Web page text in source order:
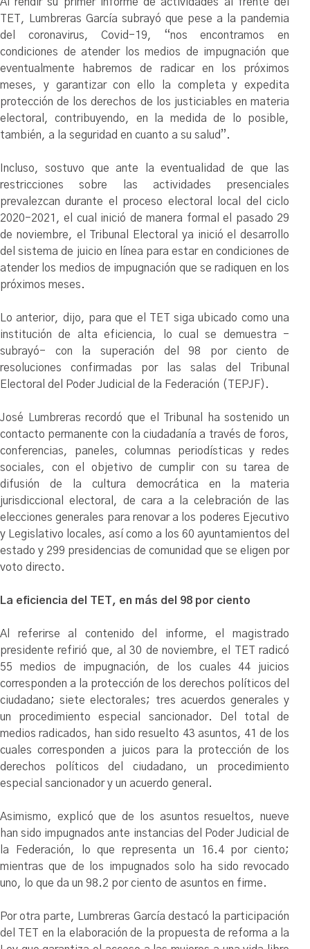
Al rendir su primer informe de actividades al frente del
TET, Lumbreras García subrayó que pese a la pandemia
del coronavirus, Covid-19, “nos encontramos en
condiciones de atender los medios de impugnación que
eventualmente habremos de radicar en los próximos
meses, y garantizar con ello la completa y expedita
protección de los derechos de los justiciables en materia
electoral, contribuyendo, en la medida de lo posible,
también, a la seguridad en cuanto a su salud”.
Incluso, sostuvo que ante la eventualidad de que las
restricciones sobre las actividades presenciales
prevalezcan durante el proceso electoral local del ciclo
2020-2021, el cual inició de manera formal el pasado 29
de noviembre, el Tribunal Electoral ya inició el desarrollo
del sistema de juicio en línea para estar en condiciones de
atender los medios de impugnación que se radiquen en los
próximos meses.
Lo anterior, dijo, para que el TET siga ubicado como una
institución de alta eficiencia, lo cual se demuestra -
subrayó- con la superación del 98 por ciento de
resoluciones confirmadas por las salas del Tribunal
Electoral del Poder Judicial de la Federación (TEPJF).
José Lumbreras recordó que el Tribunal ha sostenido un
contacto permanente con la ciudadanía a través de foros,
conferencias, paneles, columnas periodísticas y redes
sociales, con el objetivo de cumplir con su tarea de
difusión de la cultura democrática en la materia
jurisdiccional electoral, de cara a la celebración de las
elecciones generales para renovar a los poderes Ejecutivo
y Legislativo locales, así como a los 60 ayuntamientos del
estado y 299 presidencias de comunidad que se eligen por
voto directo.
La eficiencia del TET, en más del 98 por ciento
Al referirse al contenido del informe, el magistrado
presidente refirió que, al 30 de noviembre, el TET radicó
55 medios de impugnación, de los cuales 44 juicios
corresponden a la protección de los derechos políticos del
ciudadano; siete electorales; tres acuerdos generales y
un procedimiento especial sancionador. Del total de
medios radicados, han sido resuelto 43 asuntos, 41 de los
cuales corresponden a juicos para la protección de los
derechos políticos del ciudadano, un procedimiento
especial sancionador y un acuerdo general.
Asimismo, explicó que de los asuntos resueltos, nueve
han sido impugnados ante instancias del Poder Judicial de
la Federación, lo que representa un 16.4 por ciento;
mientras que de los impugnados solo ha sido revocado
uno, lo que da un 98.2 por ciento de asuntos en firme.
Por otra parte, Lumbreras García destacó la participación
del TET en la elaboración de la propuesta de reforma a la